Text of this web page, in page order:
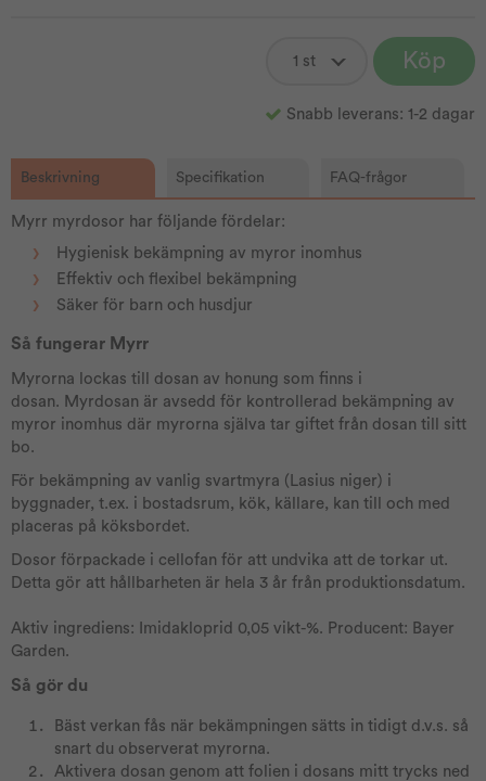
Köp
Snabb leverans: 1-2 dagar
Beskrivning Specifikation FAQ-frågor
Myrr myrdosor har följande fördelar:
Hygienisk bekämpning av myror inomhus
Effektiv och flexibel bekämpning
Säker för barn och husdjur
Så fungerar Myrr
Myrorna lockas till dosan av honung som finns i
dosan. Myrdosan är avsedd för kontrollerad bekämpning av
myror inomhus där myrorna själva tar giftet från dosan till sitt
bo.
För bekämpning av vanlig svartmyra (Lasius niger) i
byggnader, t.ex. i bostadsrum, kök, källare, kan till och med
placeras på köksbordet.
Dosor förpackade i cellofan för att undvika att de torkar ut.
Detta gör att hållbarheten är hela 3 år från produktionsdatum.
Aktiv ingrediens: Imidakloprid 0,05 vikt-%. Producent: Bayer
Garden.
Så gör du
Bäst verkan fås när bekämpningen sätts in tidigt d.v.s. så
snart du observerat myrorna.
Aktivera dosan genom att folien i dosans mitt trycks ned